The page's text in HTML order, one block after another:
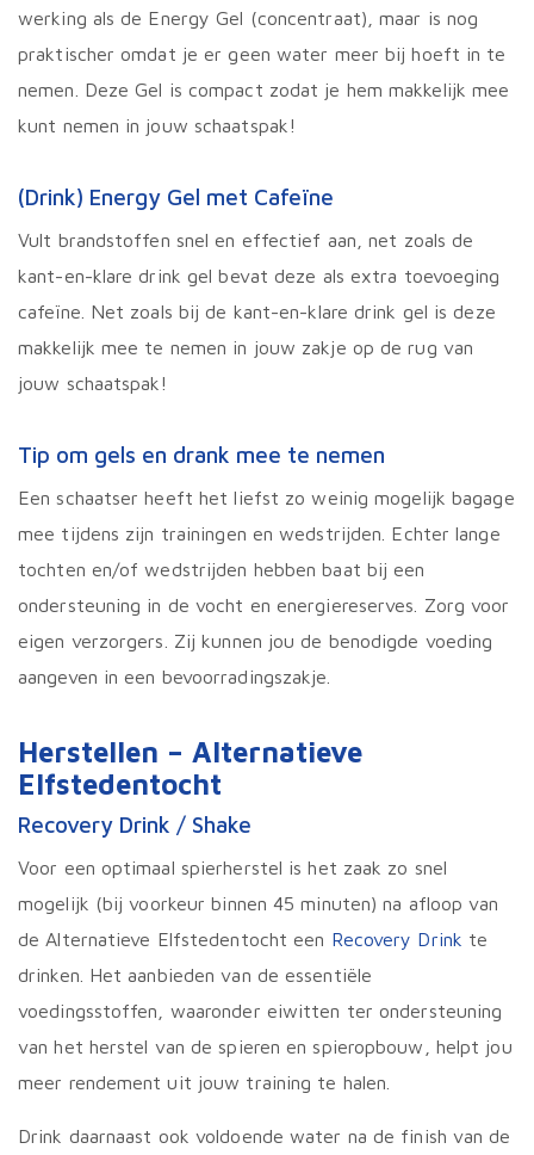
werking als de Energy Gel (concentraat), maar is nog
praktischer omdat je er geen water meer bij hoeft in te
nemen. Deze Gel is compact zodat je hem makkelijk mee
kunt nemen in jouw schaatspak!
(Drink) Energy Gel met Cafeïne
Vult brandstoffen snel en effectief aan, net zoals de
kant-en-klare drink gel bevat deze als extra toevoeging
cafeïne. Net zoals bij de kant-en-klare drink gel is deze
makkelijk mee te nemen in jouw zakje op de rug van
jouw schaatspak!
Tip om gels en drank mee te nemen
Een schaatser heeft het liefst zo weinig mogelijk bagage
mee tijdens zijn trainingen en wedstrijden. Echter lange
tochten en/of wedstrijden hebben baat bij een
ondersteuning in de vocht en energiereserves. Zorg voor
eigen verzorgers. Zij kunnen jou de benodigde voeding
aangeven in een bevoorradingszakje.
Herstellen – Alternatieve
Elfstedentocht
Recovery Drink / Shake
Voor een optimaal spierherstel is het zaak zo snel
mogelijk (bij voorkeur binnen 45 minuten) na afloop van
de Alternatieve Elfstedentocht een Recovery Drink te
drinken. Het aanbieden van de essentiële
voedingsstoffen, waaronder eiwitten ter ondersteuning
van het herstel van de spieren en spieropbouw, helpt jou
meer rendement uit jouw training te halen.
Drink daarnaast ook voldoende water na de finish van de